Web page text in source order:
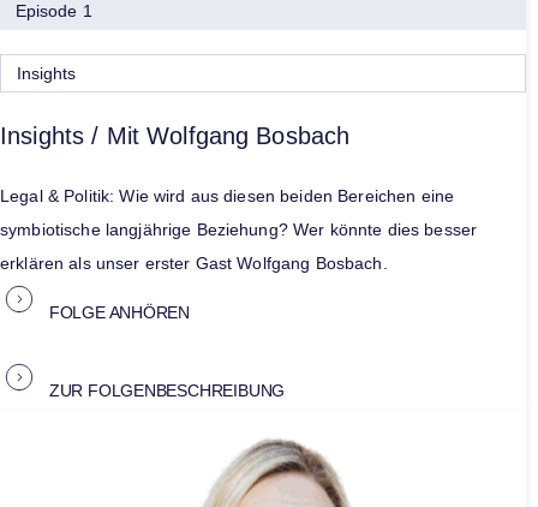
Episode 1
Insights
Insights / Mit Wolfgang Bosbach
Legal & Politik: Wie wird aus diesen beiden Bereichen eine
symbiotische langjährige Beziehung? Wer könnte dies besser
erklären als unser erster Gast Wolfgang Bosbach.
FOLGE ANHÖREN
ZUR FOLGENBESCHREIBUNG